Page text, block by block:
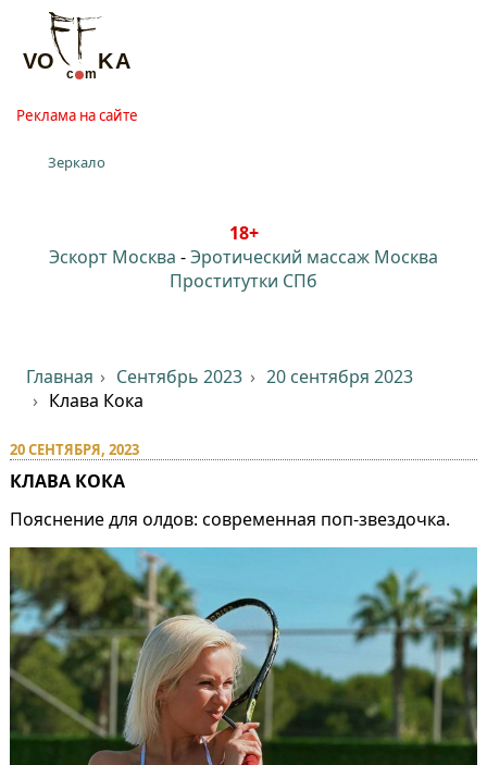
Реклама на сайте
Зеркало
18+
Эскорт Москва -Эротический массаж Москва
Проститутки СПб
Главная Сентябрь 2023
20 сентября 2023
Клава Кока
20 СЕНТЯБРЯ, 2023
КЛАВА КОКА
Пояснение для олдов: современная поп-звездочка.